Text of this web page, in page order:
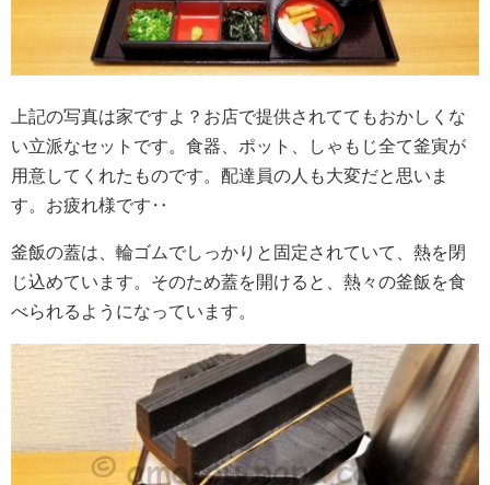
上記の写真は家ですよ？お店で提供されててもおかしくな
い立派なセットです。食器、ポット、しゃもじ全て釜寅が
用意してくれたものです。配達員の人も大変だと思いま
す。お疲れ様です‥
釜飯の蓋は、輪ゴムでしっかりと固定されていて、熱を閉
じ込めています。そのため蓋を開けると、熱々の釜飯を食
べられるようになっています。